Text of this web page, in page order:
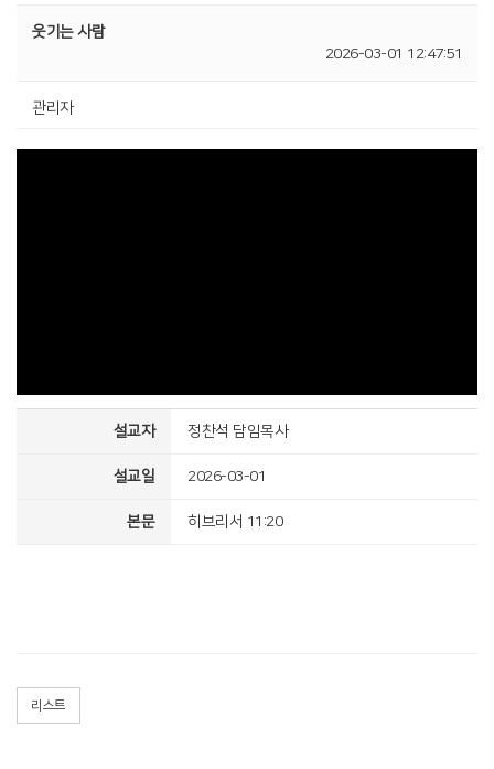
웃기는 사람
2026-03-01 12:47:51
관리자
설교자 정찬석 담임목사
설교일 2026-03-01
본문 히브리서 11:20
리스트